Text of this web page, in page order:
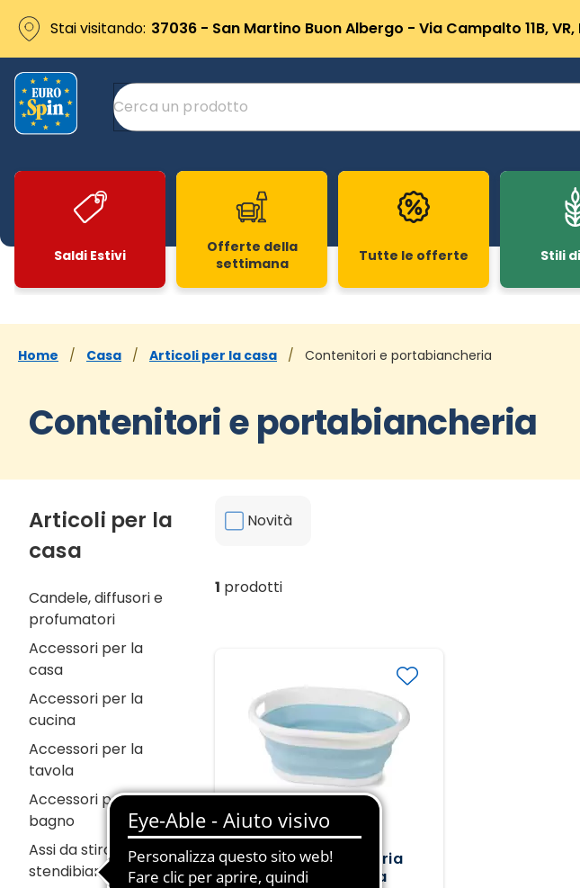
Stai visitando: 37036 - San Martino Buon Albergo - Via Campalto 11B, VR,
Saldi Estivi
Offerte della
settimana
Tutte le offerte Stili
Home / Casa / Articoli per la casa / Contenitori e portabiancheria
Contenitori e portabiancheria
Articoli per la
casa
Candele, diffusori e
profumatori
Accessori per la
casa
Accessori per la
cucina
Accessori per la
tavola
Accessori per il
bagno
Assi da stiro e
stendibiancheria
Novità
1 prodotti
TECNO ACQUA
Cesta portabiancheria
pieghevole - Azzurra